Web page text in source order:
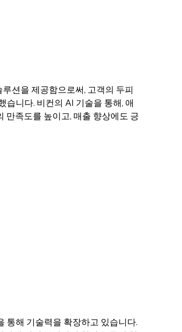
션을 제공함으로써, 고객의 두피
습니다. 비컨의 AI 기술을 통해, 애
만족도를 높이고, 매출 향상에도 긍
통해 기술력을 확장하고 있습니다.